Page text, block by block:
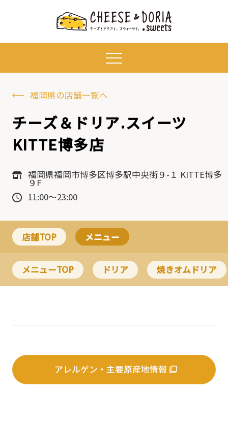
福岡県の店舗一覧へ
チーズ＆ドリア.スイーツ
KITTE博多店
福岡県福岡市博多区博多駅中央街９-１ KITTE博多
９F
11:00～23:00
店舗TOP メニュー
メニューTOP ドリア 焼きオムドリア
アレルゲン・主要原産地情報